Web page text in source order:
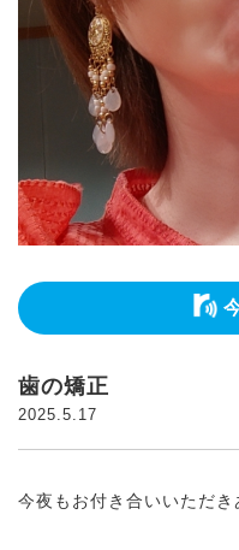
歯の矯正
2025.5.17
今夜もお付き合いいただ